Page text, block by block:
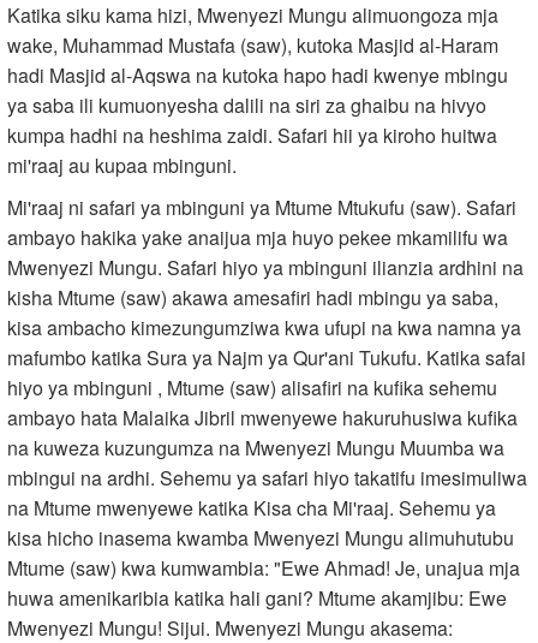
Katika siku kama hizi, Mwenyezi Mungu alimuongoza mja
wake, Muhammad Mustafa (saw), kutoka Masjid al-Haram
hadi Masjid al-Aqswa na kutoka hapo hadi kwenye mbingu
ya saba ili kumuonyesha dalili na siri za ghaibu na hivyo
kumpa hadhi na heshima zaidi. Safari hii ya kiroho huitwa
mi'raaj au kupaa mbinguni.
Mi'raaj ni safari ya mbinguni ya Mtume Mtukufu (saw). Safari
ambayo hakika yake anaijua mja huyo pekee mkamilifu wa
Mwenyezi Mungu. Safari hiyo ya mbinguni ilianzia ardhini na
kisha Mtume (saw) akawa amesafiri hadi mbingu ya saba,
kisa ambacho kimezungumziwa kwa ufupi na kwa namna ya
mafumbo katika Sura ya Najm ya Qur'ani Tukufu. Katika safai
hiyo ya mbinguni , Mtume (saw) alisafiri na kufika sehemu
ambayo hata Malaika Jibril mwenyewe hakuruhusiwa kufika
na kuweza kuzungumza na Mwenyezi Mungu Muumba wa
mbingui na ardhi. Sehemu ya safari hiyo takatifu imesimuliwa
na Mtume mwenyewe katika Kisa cha Mi'raaj. Sehemu ya
kisa hicho inasema kwamba Mwenyezi Mungu alimuhutubu
Mtume (saw) kwa kumwambia: "Ewe Ahmad! Je, unajua mja
huwa amenikaribia katika hali gani? Mtume akamjibu: Ewe
Mwenyezi Mungu! Sijui. Mwenyezi Mungu akasema: